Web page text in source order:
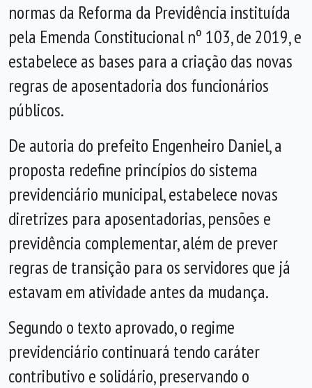
normas da Reforma da Previdência instituída
pela Emenda Constitucional nº 103, de 2019, e
estabelece as bases para a criação das novas
regras de aposentadoria dos funcionários
públicos.
De autoria do prefeito Engenheiro Daniel, a
proposta redefine princípios do sistema
previdenciário municipal, estabelece novas
diretrizes para aposentadorias, pensões e
previdência complementar, além de prever
regras de transição para os servidores que já
estavam em atividade antes da mudança.
Segundo o texto aprovado, o regime
previdenciário continuará tendo caráter
contributivo e solidário, preservando o